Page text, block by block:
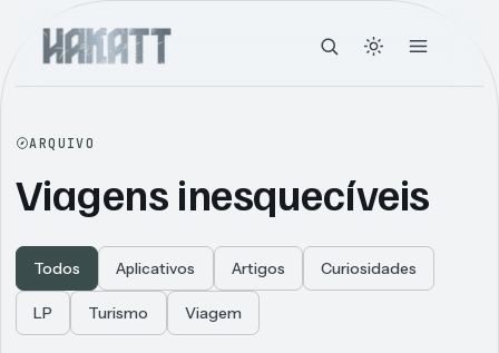
ARQUIVO
Viagens inesquecíveis
Todos Aplicativos Artigos Curiosidades
LP Turismo Viagem